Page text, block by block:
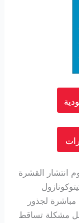
انتشار القشرة
لجذور
حل مشكلة تساقط